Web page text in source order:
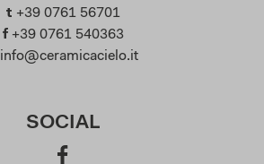
t +39 0761 56701
f +39 0761 540363
info@ceramicacielo.it
SOCIAL